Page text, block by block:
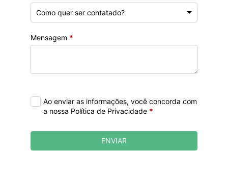
Mensagem *
Ao enviar as informações, você concorda com
a nossa Política de Privacidade *
ENVIAR